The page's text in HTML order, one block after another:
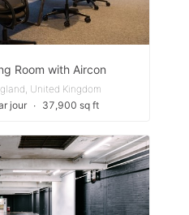
Room with Aircon
United Kingdom
jour
∙ 37,900 sq ft